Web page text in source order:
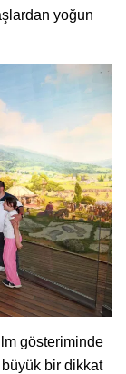
yoğun
gösteriminde
büyük bir dikkat